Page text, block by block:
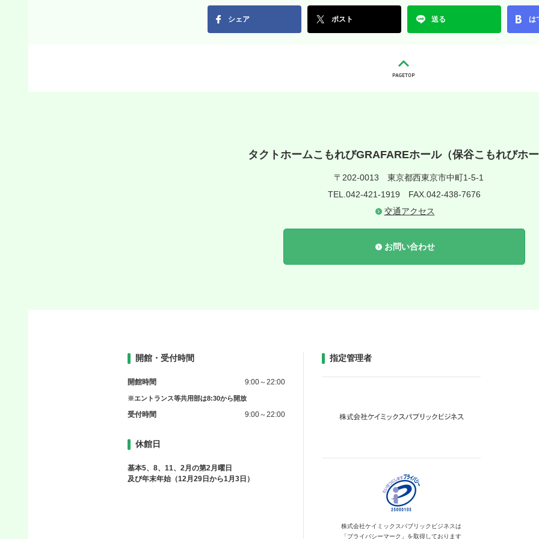
シェア ポスト 送る は
タクトホームこもれびGRAFAREホール（保谷こもれびホー
〒202-0013 東京都西東京市中町1-5-1
TEL.042-421-1919 FAX.042-438-7676
交通アクセス
お問い合わせ
開館・受付時間
開館時間 9:00～22:00
※エントランス等共用部は8:30から開放
受付時間 9:00～22:00
休館日
基本5、8、11、2月の第2月曜日
及び年末年始（12月29日から1月3日）
指定管理者
株式会社ケイミックス パブリックビジネスは
「プライバシーマーク」を取得しております